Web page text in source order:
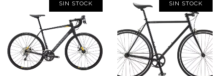
SIN STOCK SIN STOCK